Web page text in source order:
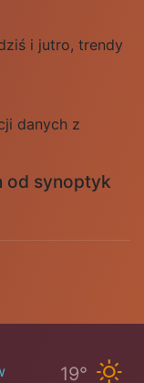
i jutro, trendy
danych z
od synoptyk
19°